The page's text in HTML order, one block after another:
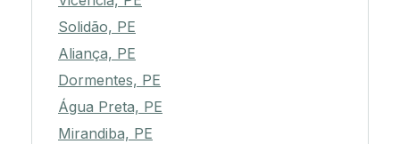
Solidão, PE
Aliança, PE
Dormentes, PE
Água Preta, PE
Mirandiba, PE